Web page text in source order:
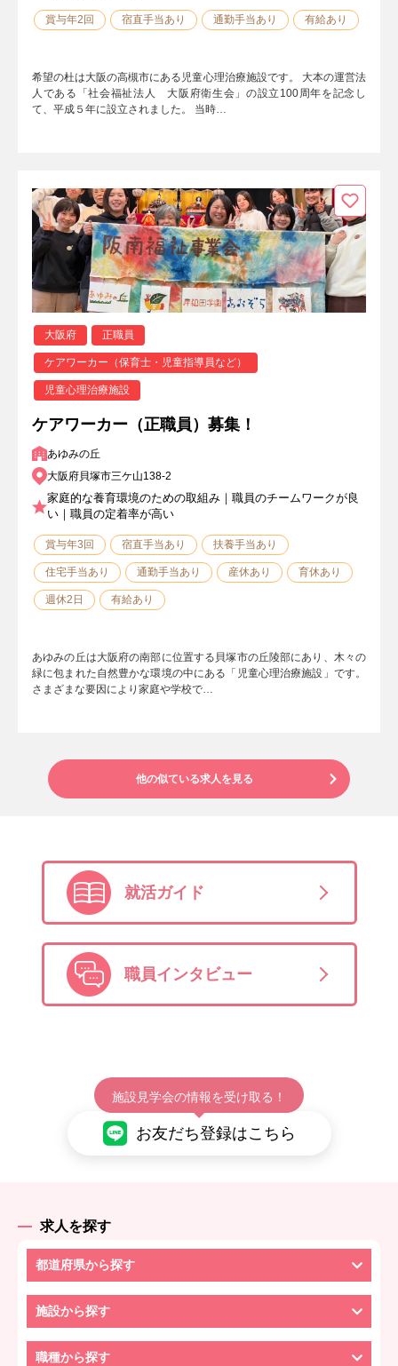
賞与年2回 宿直手当あり 通勤手当あり 有給あり
希望の杜は大阪の高槻市にある児童心理治療施設です。 大本の運営法
人である「社会福祉法人 大阪府衛生会」の設立100周年を記念し
て、平成５年に設立されました。 当時…
大阪府 正職員
ケアワーカー（保育士・児童指導員など）
児童心理治療施設
ケアワーカー（正職員）募集！
あゆみの丘
大阪府貝塚市三ケ山138-2
家庭的な養育環境のための取組み｜職員のチームワークが良
い｜職員の定着率が高い
賞与年3回 宿直手当あり 扶養手当あり
住宅手当あり 通勤手当あり 産休あり 育休あり
週休2日 有給あり
あゆみの丘は大阪府の南部に位置する貝塚市の丘陵部にあり、木々の
緑に包まれた自然豊かな環境の中にある「児童心理治療施設」です。
さまざまな要因により家庭や学校で…
他の似ている求人を見る
就活ガイド
職員インタビュー
施設見学会の情報を受け取る！
お友だち登録はこちら
求人を探す
都道府県から探す
施設から探す
職種から探す